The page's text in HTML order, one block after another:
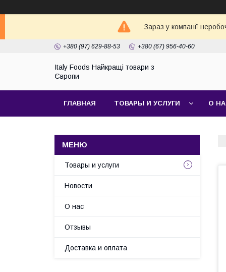
Зараз у компанії
+380 (97) 629-88-53 +380 (67) 956-40-60
Italy Foods Найкращі товари з
Європи
ГЛАВНАЯ ТОВАРЫ И УСЛУГИ О
Товары и услуги
Новости
О нас
Отзывы
Доставка и оплата